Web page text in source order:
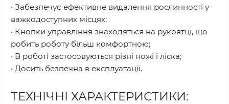
• Забезпечує ефективне видалення рослинності у
важкодоступних місцях;
• Кнопки управління знаходяться на рукоятці, що
робить роботу більш комфортною;
• В роботі застосовуються різні ножі і ліска;
• Досить безпечна в експлуатації.
ТЕХНІЧНІ ХАРАКТЕРИСТИКИ: